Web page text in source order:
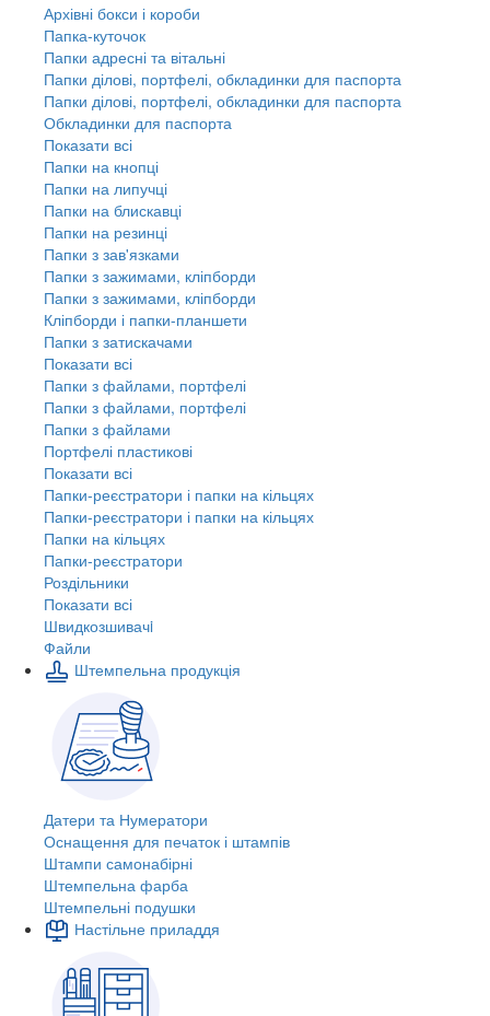
Архівні бокси і короби
Папка-куточок
Папки адресні та вітальні
Папки ділові, портфелі, обкладинки для паспорта
Папки ділові, портфелі, обкладинки для паспорта
Обкладинки для паспорта
Показати всі
Папки на кнопці
Папки на липучці
Папки на блискавці
Папки на резинці
Папки з зав'язками
Папки з зажимами, кліпборди
Папки з зажимами, кліпборди
Кліпборди і папки-планшети
Папки з затискачами
Показати всі
Папки з файлами, портфелі
Папки з файлами, портфелі
Папки з файлами
Портфелі пластикові
Показати всі
Папки-реєстратори і папки на кільцях
Папки-реєстратори і папки на кільцях
Папки на кільцях
Папки-реєстратори
Роздільники
Показати всі
Швидкозшивачi
Файли
Штемпельна продукція
Датери та Нумератори
Оснащення для печаток і штампів
Штампи самонабірні
Штемпельна фарба
Штемпельні подушки
Настільне приладдя